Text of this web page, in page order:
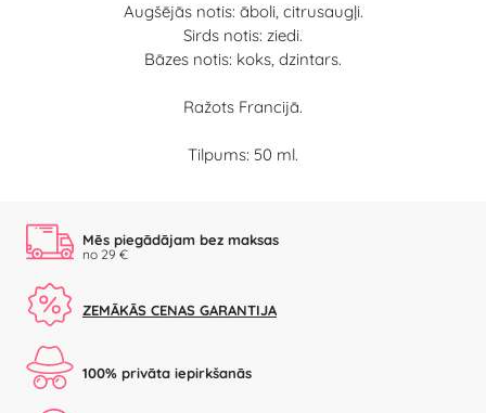
Augšējās notis: āboli, citrusaugļi.
Sirds notis: ziedi.
Bāzes notis: koks, dzintars.
Ražots Francijā.
Tilpums: 50 ml.
Mēs piegādājam bez maksas
no 29 €
ZEMĀKĀS CENAS GARANTIJA
100% privāta iepirkšanās